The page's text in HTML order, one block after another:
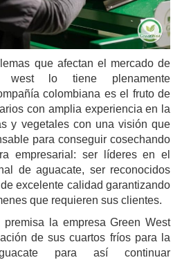
que afectan el mercado de
west lo tiene plenamente
colombiana es el fruto de
con amplia experiencia en la
y vegetales con una visión que
para conseguir cosechando
empresarial: ser líderes en el
de aguacate, ser reconocidos
excelente calidad garantizando
que requieren sus clientes.
la empresa Green West
de sus cuartos fríos para la
para así continuar